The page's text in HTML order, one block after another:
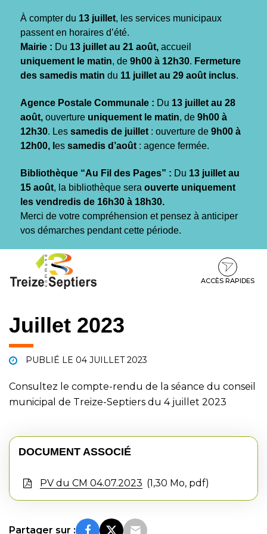
À compter du 13 juillet, les services municipaux
passent en horaires d’été.
Mairie : Du 13 juillet au 21 août, accueil
uniquement le matin, de 9h00 à 12h30. Fermeture
des samedis matin du 11 juillet au 29 août inclus.
Agence Postale Communale : Du 13 juillet au 28
août, ouverture uniquement le matin, de 9h00 à
12h30. Les samedis de juillet : ouverture de 9h00 à
12h00, l es samedis d’août : agence fermée.
Bibliothèque “Au Fil des Pages” : Du 13 juillet au
15 août, la bibliothèque sera ouverte uniquement
les vendredis de 16h30 à 18h30.
Merci de votre compréhension et pensez à anticiper
vos démarches pendant cette période.
contenu
pied
ACCÈS RAPIDES
Juillet 2023
PUBLIÉ LE 04 JUILLET 2023
Consultez le compte-rendu de la séance du conseil
municipal de Treize-Septiers du 4 juillet 2023
DOCUMENT ASSOCIÉ
PV du CM 04.07.2023 1,30 Mo, pdf
Partager sur :